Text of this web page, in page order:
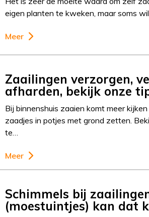
eigen planten te kweken, maar soms
Meer
Zaailingen verzorgen,
afharden, bekijk onze
Bij binnenshuis zaaien komt meer
zaadjes in potjes met grond zetten.
te…
Meer
Schimmels bij
(moestuintjes) kan dat